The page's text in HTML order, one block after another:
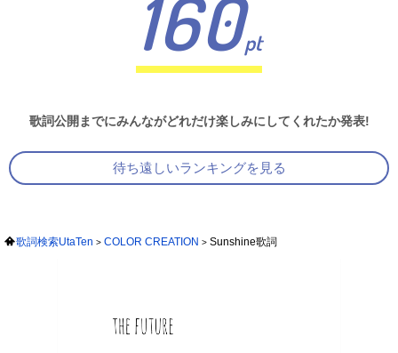
160pt
歌詞公開までにみんながどれだけ楽しみにしてくれたか発表!
待ち遠しいランキングを見る
歌詞検索UtaTen COLOR CREATION Sunshine歌詞